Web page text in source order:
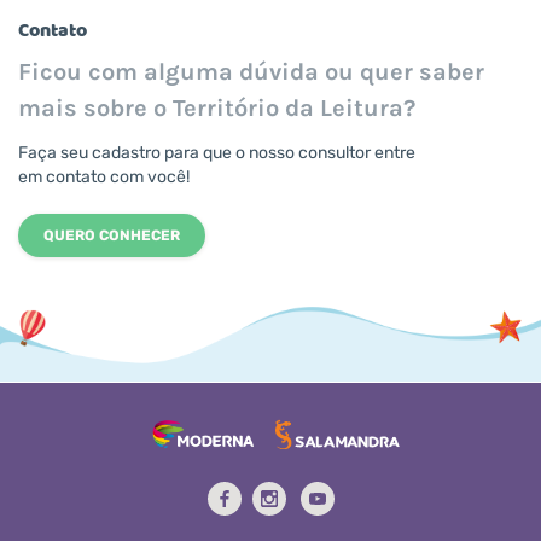
Contato
Ficou com alguma dúvida ou quer saber
mais sobre o Território da Leitura?
Faça seu cadastro para que o nosso consultor entre
em contato com você!
QUERO CONHECER